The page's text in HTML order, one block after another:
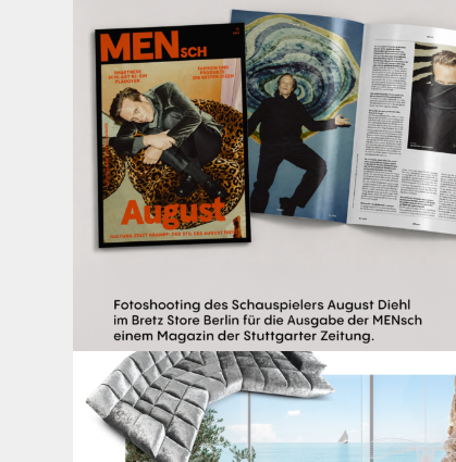
Für jeden Lieblingsplatz die passende Cloud. ☁️...
62